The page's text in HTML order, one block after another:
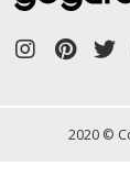
2020 ©